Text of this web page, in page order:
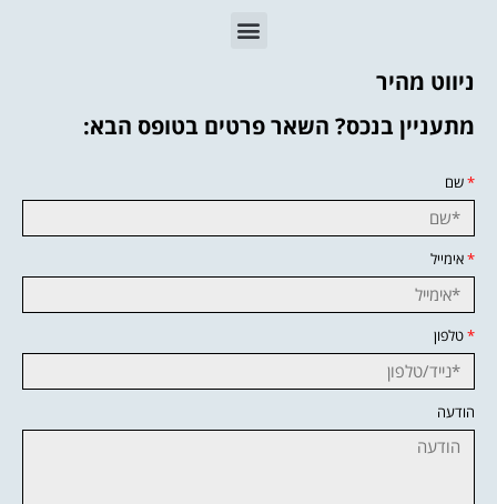
ניווט מהיר
מתעניין בנכס? השאר פרטים בטופס הבא:
*שם
*אימייל
*טלפון
הודעה